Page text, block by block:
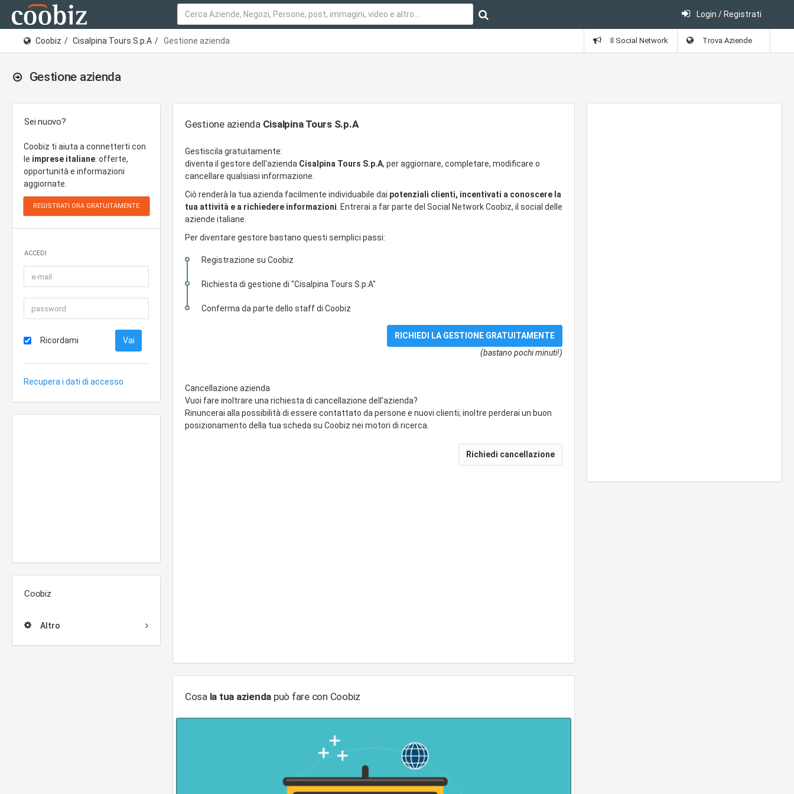
Login / Registrati
Coobiz Cisalpina Tours S.p.A Gestione azienda Il Social Network Trova Aziende
Gestione azienda
Sei nuovo?
Coobiz ti aiuta a connetterti con
le imprese italiane: offerte,
opportunità e informazioni
aggiornate.
ACCEDI
Ricordami
Recupera i dati di accesso
Coobiz
Altro
Gestione azienda Cisalpina Tours S.p.A
Gestiscila gratuitamente:
diventa il gestore dell'azienda Cisalpina Tours S.p.A, per aggiornare, completare, modificare o
cancellare qualsiasi informazione.
Ciò renderà la tua azienda facilmente individuabile dai potenziali clienti, incentivati a conoscere la
tua attività e a richiedere informazioni . Entrerai a far parte del Social Network Coobiz, il social delle
aziende italiane.
Per diventare gestore bastano questi semplici passi:
Registrazione su Coobiz
Richiesta di gestione di "Cisalpina Tours S.p.A"
Conferma da parte dello staff di Coobiz
(bastano pochi minuti!)
Cancellazione azienda
Vuoi fare inoltrare una richiesta di cancellazione dell'azienda?
Rinuncerai alla possibilità di essere contattato da persone e nuovi clienti; inoltre perderai un buon
posizionamento della tua scheda su Coobiz nei motori di ricerca.
Cosa la tua azienda può fare con Coobiz